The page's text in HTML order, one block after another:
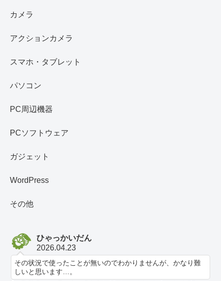
カメラ
アクションカメラ
スマホ・タブレット
パソコン
PC周辺機器
PCソフトウェア
ガジェット
WordPress
その他
ひゃっかいだん
2026.04.23
その状況で使ったことが無いのでわかりませんが、かなり難
しいと思います…。